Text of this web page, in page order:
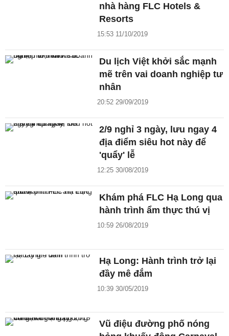
nhà hàng FLC Hotels &
Resorts
15:53 11/10/2019
Du lịch Việt khởi sắc mạnh
mẽ trên vai doanh nghiệp tư
nhân
20:52 29/09/2019
2/9 nghỉ 3 ngày, lưu ngay 4
địa điểm siêu hot này để
'quẩy' lễ
12:25 30/08/2019
Khám phá FLC Hạ Long qua
hành trình ẩm thực thú vị
10:59 26/08/2019
Hạ Long: Hành trình trở lại
đầy mê đắm
10:39 30/05/2019
Vũ điệu đường phố nóng